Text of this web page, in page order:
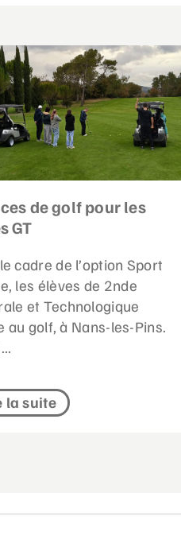
de golf pour les
GT
cadre de l’option Sport
les élèves de 2nde
et Technologique
au golf, à Nans-les-Pins.
la suite